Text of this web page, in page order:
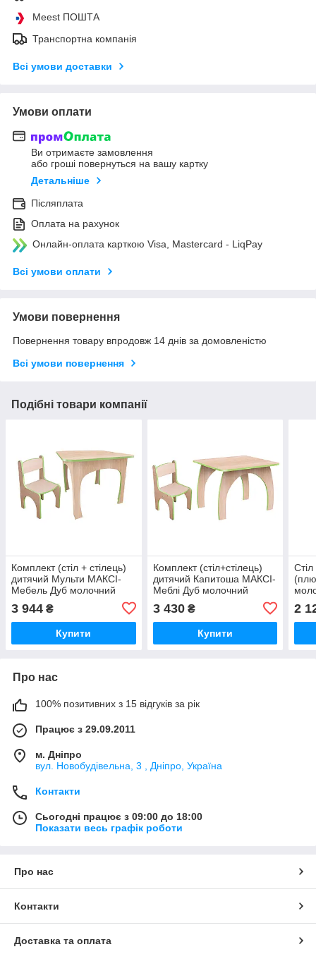
Meest ПОШТА
Транспортна компанія
Всі умови доставки
Умови оплати
Ви отримаєте замовлення
або гроші повернуться на вашу картку
Детальніше
Післяплата
Оплата на рахунок
Онлайн-оплата карткою Visa, Mastercard - LiqPay
Всі умови оплати
Умови повернення
Повернення товару впродовж 14 днів за домовленістю
Всі умови повернення
Подібні товари компанії
Комплект (стіл + стілець)
дитячий Мульти МАКСІ-
Мебель Дуб молочний
(зелена крайка) (5102152)
3 944 ₴
Купити
Комплект (стіл+стілець)
дитячий Капитоша МАКСІ-
Меблі Дуб молочний
3 430₴
Купити
2
Про нас
100% позитивних з 15 відгуків за рік
Працює з 29.09.2011
м. Дніпро
вул. Новобудівельна, 3 , Дніпро, Україна
Контакти
Сьогодні працює з 09:00 до 18:00
Показати весь графік роботи
Про нас
Контакти
Доставка та оплата